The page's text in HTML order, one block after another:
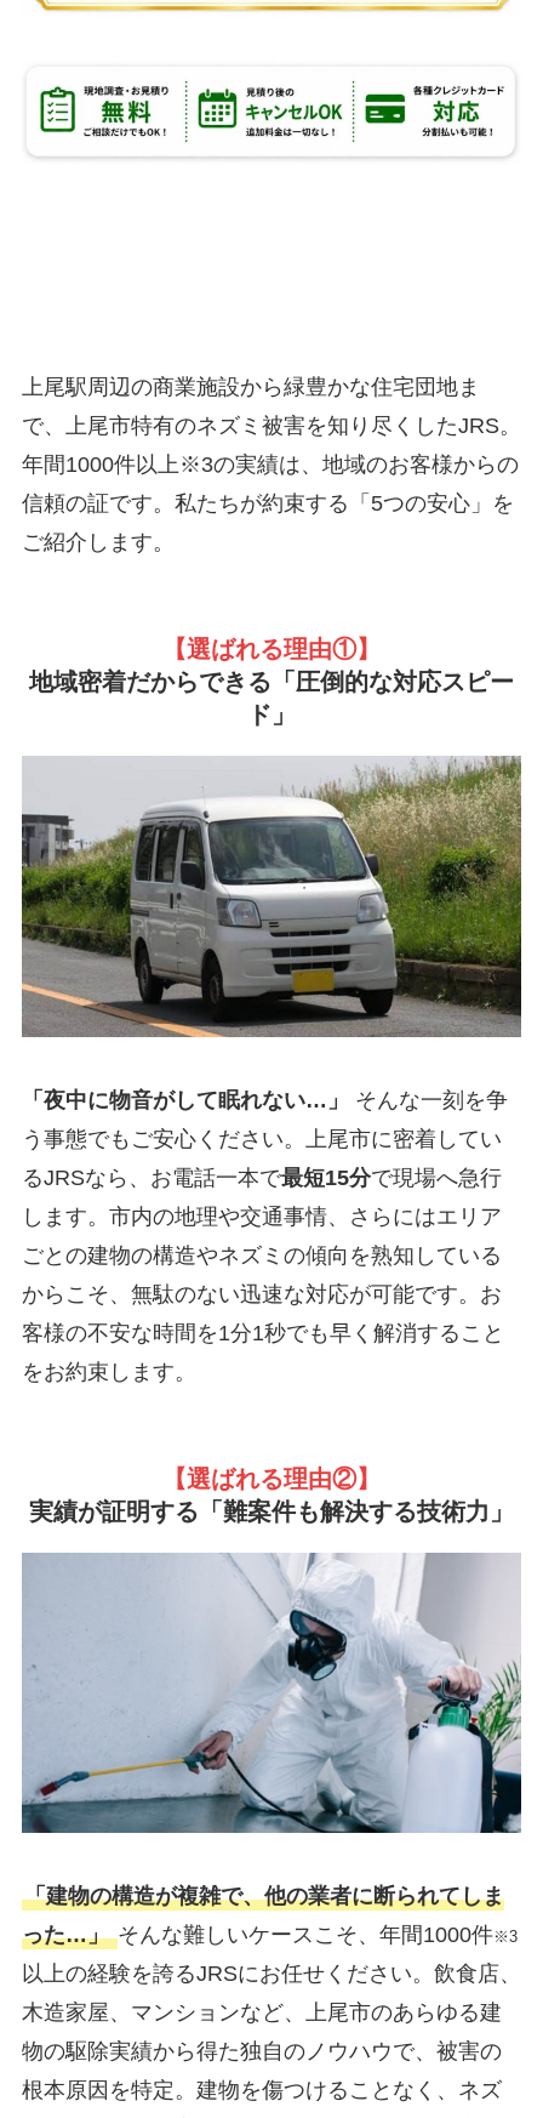
上尾駅周辺の商業施設から緑豊かな住宅団地ま
で、上尾市特有のネズミ被害を知り尽くしたJRS。
年間1000件以上※3の実績は、地域のお客様からの
信頼の証です。私たちが約束する「5つの安心」を
ご紹介します。
【選ばれる理由①】
地域密着だからできる「圧倒的な対応スピー
ド」
「夜中に物音がして眠れない…」
そんな一刻を争
う事態でもご安心ください。上尾市に密着してい
るJRSなら、お電話一本で最短15分で現場へ急行
します。市内の地理や交通事情、さらにはエリア
ごとの建物の構造やネズミの傾向を熟知している
からこそ、無駄のない迅速な対応が可能です。お
客様の不安な時間を1分1秒でも早く解消すること
をお約束します。
【選ばれる理由②】
実績が証明する「難案件も解決する技術力」
「建物の構造が複雑で、他の業者に断られてしま
った…」 そんな難しいケースこそ、年間1000件※3
以上の経験を誇るJRSにお任せください。飲食店、
木造家屋、マンションなど、上尾市のあらゆる建
物の駆除実績から得た独自のノウハウで、被害の
根本原因を特定。建物を傷つけることなく、ネズ